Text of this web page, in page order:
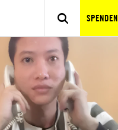
SPENDEN